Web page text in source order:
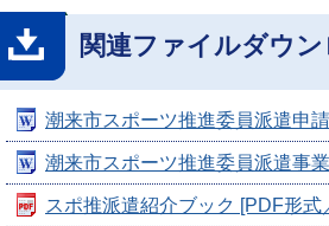
関連ファイルダウン
潮来市スポーツ推進委員派遣申
潮来市スポーツ推進委員派遣事
スポ推派遣紹介ブック [PDF形式